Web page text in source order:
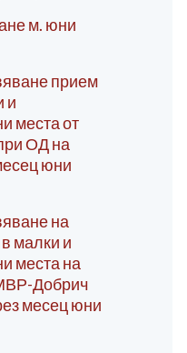
м. юни
прием
и
места от
ОД на
юни
на
малки и
места на
Добрич
месец юни